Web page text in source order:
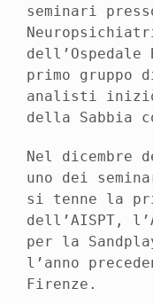
seminari
dell’Ospedale
primo
analisti
della Sabbia
Nel dicembre
uno dei
si tenne la
dell’AISPT,
per la
l’anno
Firenze.